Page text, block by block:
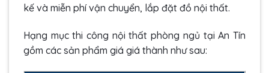
kế và miễn phí vận chuyển, lắp đặt đồ nội thất.
Hạng mục thi công nội thất phòng ngủ tại An Tín
gồm các sản phẩm giá giá thành như sau: